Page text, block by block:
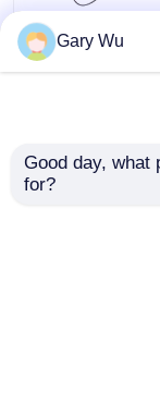
2203202138
বেনজ এয়ার সাসপেনশন
Gary Wu
Good day, what
for?